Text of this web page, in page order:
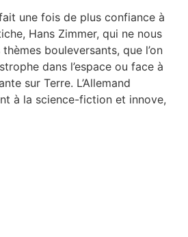
une fois de plus confiance à
Hans Zimmer, qui ne nous
bouleversants, que l’on
dans l’espace ou face à
sur Terre. L’Allemand
à la science-fiction et innove,